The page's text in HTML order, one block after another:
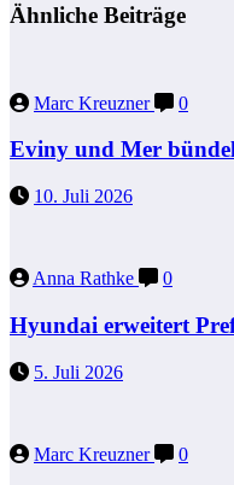
Ähnliche Beiträge
Marc Kreuzner 0
Eviny und Mer
10. Juli 2026
Anna Rathke 0
Hyundai erweitert
5. Juli 2026
Marc Kreuzner 0